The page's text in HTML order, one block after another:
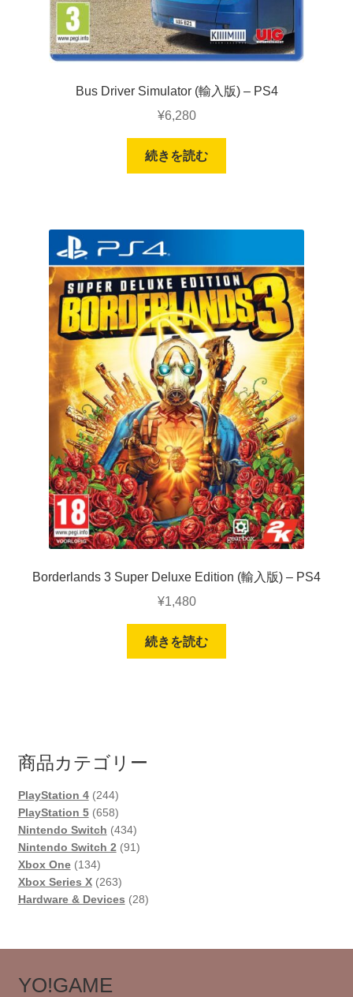
Bus Driver Simulator (輸入版) – PS4
¥6,280
続きを読む
Borderlands 3 Super Deluxe Edition (輸入版) – PS4
¥1,480
続きを読む
商品カテゴリー
PlayStation 4 244244
個
の
商
PlayStation 5 658658
個
の
品
Nintendo Switch 434434
個
品
Nintendo Switch 2 9191
商
Xbox One 134134
個
の
Xbox Series X 263263
個
品
Hardware & Devices 2828
商
YO!GAME